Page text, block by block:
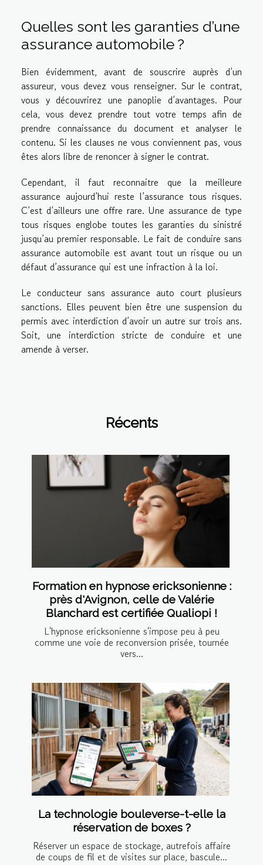
Quelles sont les garanties d’une
assurance automobile ?
Bien évidemment, avant de souscrire auprès d’un
assureur, vous devez vous renseigner. Sur le contrat,
vous y découvrirez une panoplie d’avantages. Pour
cela, vous devez prendre tout votre temps afin de
prendre connaissance du document et analyser le
contenu. Si les clauses ne vous conviennent pas, vous
êtes alors libre de renoncer à signer le contrat.
Cependant, il faut reconnaitre que la meilleure
assurance aujourd’hui reste l’assurance tous risques.
C’est d’ailleurs une offre rare. Une assurance de type
tous risques englobe toutes les garanties du sinistré
jusqu’au premier responsable. Le fait de conduire sans
assurance automobile est avant tout un risque ou un
défaut d’assurance qui est une infraction à la loi.
Le conducteur sans assurance auto court plusieurs
sanctions. Elles peuvent bien être une suspension du
permis avec interdiction d’avoir un autre sur trois ans.
Soit, une interdiction stricte de conduire et une
amende à verser.
Récents
Formation en hypnose ericksonienne :
près d'Avignon, celle de Valérie
Blanchard est certifiée Qualiopi !
L'hypnose ericksonienne s'impose peu à peu
comme une voie de reconversion prisée, tournée
vers...
La technologie bouleverse-t-elle la
réservation de boxes ?
Réserver un espace de stockage, autrefois affaire
de coups de fil et de visites sur place, bascule...